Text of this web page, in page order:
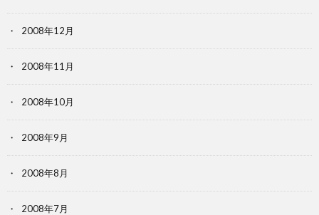
2008年12月
2008年11月
2008年10月
2008年9月
2008年8月
2008年7月